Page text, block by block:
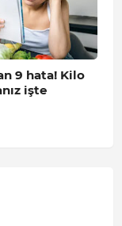
9 hata! Kilo
işte